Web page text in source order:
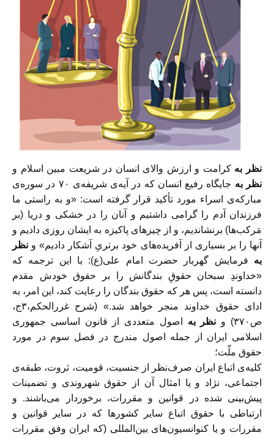
نظر به کرامت و ارزش والای انسان در شریعت مبین اسلام و
نظر به
جایگاه رفیع انسان که در آیه‌ی شریفه‌ی ٧٠ در سوره‌ی
مبارکه‌ی اسراء مورد تأکید قرار گرفته است: «و به راستى ما
فرزندان آدم را گرامى داشتیم و آنان را در خشکى و دریا (بر
مَرکب‌ها) برنشاندیم، و از چیزهاى پاکیزه به ایشان روزى دادیم و
آنها را بر بسیارى از آفریده‌هاى خود برترىِ آشکار دادیم» و نظر
به فرمایش گهربار حضرت امام علی(ع): با این ترجمه که
«خداوندِ سبحان حقوقِ بندگانش را بر حقوق خودش مقدم
دانسته است، پس هر که حقوق بندگان را رعایت کند، این امر، به
ادای حقوق خداوند منجر خواهد شد.» (شرح غرر‌الحکم،٣ج،
ص٣٧٠) و
نظر به اصول متعددی از قانون اساسی جمهوری
اسلامی ایران از جمله اصول مندرج در فصل سوم در مورد
حقوق ملّت؛
کلیه‌ی اتباع ایران صرف‌نظر از جنسیت، قومیت، ثروت، طبقه‌ی
اجتماعی، نژاد و یا امثال آن از حقوق شهروندی و تضمینات
پیش‌بینی شده در قوانین و مقررات، برخوردار می‌باشند. و
ارتباطى با حقوق اتباع سایر کشورها که در سایر قوانین و
مقررات و یا کنوانسیون‌های بین‌المللی (که ایران وفق مقررات